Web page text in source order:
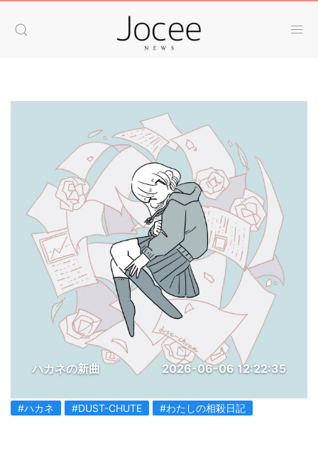
ハカネの新曲 2026-06-06 12:22:35
#ハカネ #DUST-CHUTE #わたしの相殺日記